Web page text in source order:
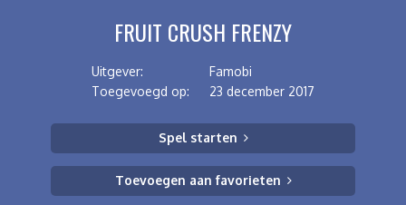
FRUIT CRUSH FRENZY
Uitgever:
Famobi
Toegevoegd op:
23 december 2017
Spel starten
Toevoegen aan favorieten